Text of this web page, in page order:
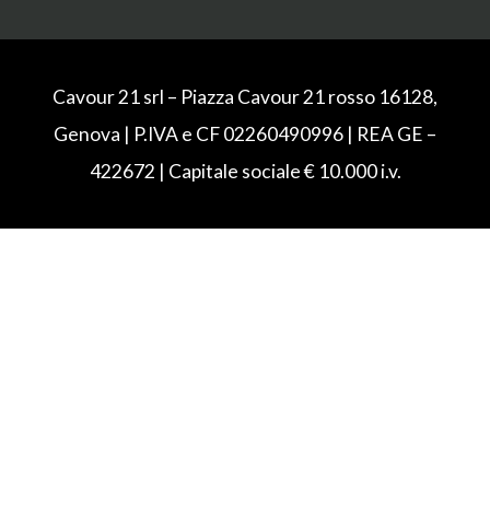
Cavour 21 srl – Piazza Cavour 21 rosso 16128,
Genova | P.IVA e CF 02260490996 | REA GE –
422672 | Capitale sociale € 10.000 i.v.